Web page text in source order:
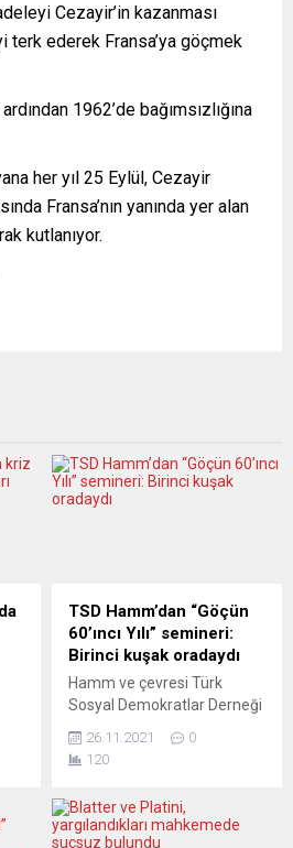
Cezayir’in kazanması
ederek Fransa’ya göçmek
1962’de bağımsızlığına
her yıl 25 Eylül, Cezayir
Fransa’nın yanında yer alan
kutlanıyor.
TSD Hamm’dan “Göçün
60’ıncı Yılı” semineri:
Birinci kuşak oradaydı
Hamm ve çevresi Türk
Sosyal Demokratlar Derneği
üyelerine bir bilgilendirme
semineri düzenledi.
Partisi’ne (SPD) yakın
Friedrich-Ebert-Vakfı’nın
26.11.2021
0
120